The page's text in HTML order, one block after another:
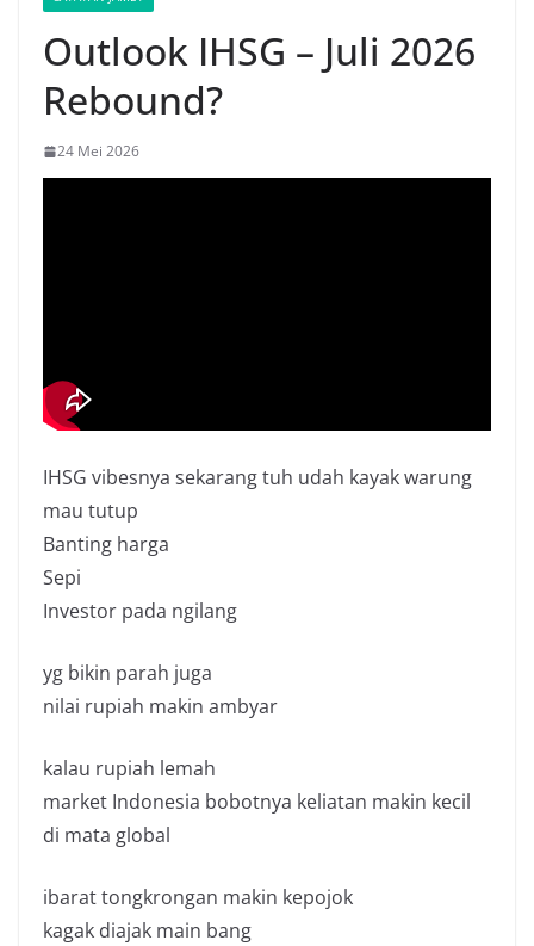
Outlook IHSG – Juli 2026
Rebound?
24 Mei 2026
IHSG vibesnya sekarang tuh udah kayak warung
mau tutup
Banting harga
Sepi
Investor pada ngilang
yg bikin parah juga
nilai rupiah makin ambyar
kalau rupiah lemah
market Indonesia bobotnya keliatan makin kecil
di mata global
ibarat tongkrongan makin kepojok
kagak diajak main bang